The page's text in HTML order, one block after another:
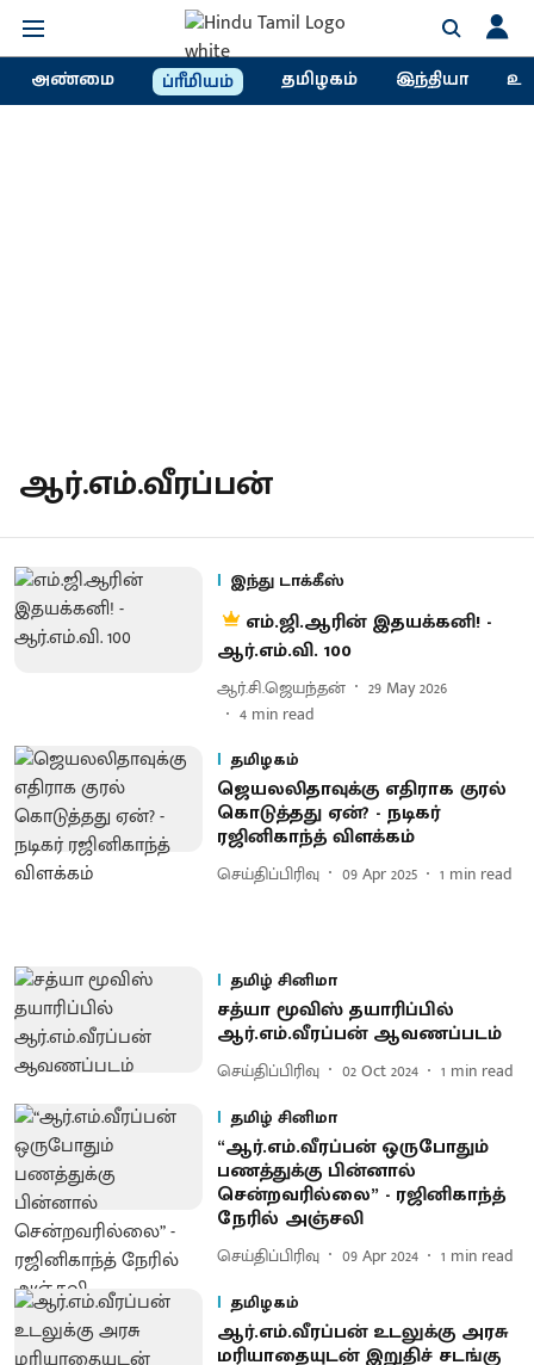
அண்மை ப்ரீமியம் தமிழகம் இந்தியா
ஆர்.எம்.வீரப்பன்
இந்து டாக்கீஸ்
எம்.ஜி.ஆரின் இதயக்கனி! -
ஆர்.எம்.வி. 100
ஆர்.சி.ஜெயந்தன்
29 May 2026
4 min read
தமிழகம்
ஜெயலலிதாவுக்கு எதிராக குரல்
கொடுத்தது ஏன்? - நடிகர்
ரஜினிகாந்த் விளக்கம்
செய்திப்பிரிவு 09 Apr 2025 1 min read
தமிழ் சினிமா
சத்யா மூவிஸ் தயாரிப்பில்
ஆர்.எம்.வீரப்பன் ஆவணப்படம்
செய்திப்பிரிவு 02 Oct 2024 1 min read
தமிழ் சினிமா
“ஆர்.எம்.வீரப்பன் ஒருபோதும்
பணத்துக்கு பின்னால்
சென்றவரில்லை” - ரஜினிகாந்த்
நேரில் அஞ்சலி
செய்திப்பிரிவு 09 Apr 2024 1 min read
தமிழகம்
ஆர்.எம்.வீரப்பன் உடலுக்கு அரசு
மரியாதையுடன் இறுதிச் சடங்கு